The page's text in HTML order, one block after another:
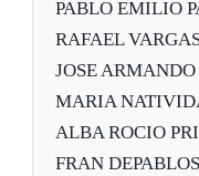
PABLO EMILIO
RAFAEL
JOSE
MARIA
ALBA ROCIO
FRAN